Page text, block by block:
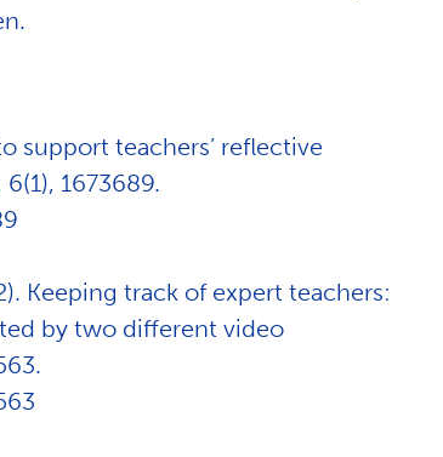
support teachers’ reflective
1673689.
Keeping track of expert teachers:
by two different video